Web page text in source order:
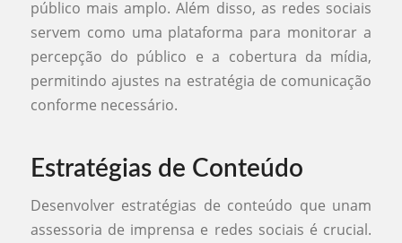
público mais amplo. Além disso, as redes sociais
servem como uma plataforma para monitorar a
percepção do público e a cobertura da mídia,
permitindo ajustes na estratégia de comunicação
conforme necessário.
Estratégias de Conteúdo
Desenvolver estratégias de conteúdo que unam
assessoria de imprensa e redes sociais é crucial.